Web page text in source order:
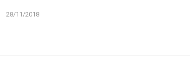
28/11/2018